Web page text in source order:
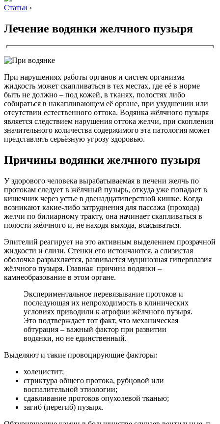
Статьи ›
Лечение водянки желчного пузыря
При нарушениях работы органов и систем организма
жидкость может скапливаться в тех местах, где её в норме
быть не должно – под кожей, в тканях, полостях либо
собираться в накапливающем её органе, при ухудшении или
отсутствии естественного оттока. Водянка жёлчного пузыря
является следствием нарушения оттока желчи, при скоплении
значительного количества содержимого эта патология может
представлять серьёзную угрозу здоровью.
Причины водянки желчного пузыря
У здорового человека вырабатываемая в печени желчь по
протокам следует в жёлчный пузырь, откуда уже попадает в
кишечник через устье в двенадцатиперстной кишке. Когда
возникают какие-либо затруднения для пассажа (прохода)
желчи по билиарному тракту, она начинает скапливаться в
полости жёлчного и, не находя выхода, всасываться.
Эпителий реагирует на это активным выделением прозрачной
жидкости и слизи. Стенки его истончаются, а слизистая
оболочка разрыхляется, развивается муцинозная гиперплазия
жёлчного пузыря. Главная причина водянки –
камнеобразование в этом органе.
Экспериментальное перевязывание протоков и
последующая их непроходимость в клинических
условиях приводили к атрофии жёлчного пузыря.
Это подтверждает тот факт, что механическая
обтурация – важный фактор при развитии
водянки, но не единственный.
Выделяют и такие провоцирующие факторы:
холецистит;
стриктура общего протока, рубцовой или
воспалительной этиологии;
сдавливание протоков опухолевой тканью;
загиб (перегиб) пузыря.